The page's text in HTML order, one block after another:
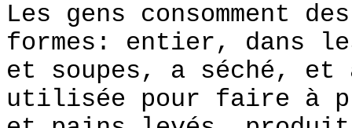
Les gens consomment
formes: entier, dans
et soupes, a séché,
utilisée pour faire à